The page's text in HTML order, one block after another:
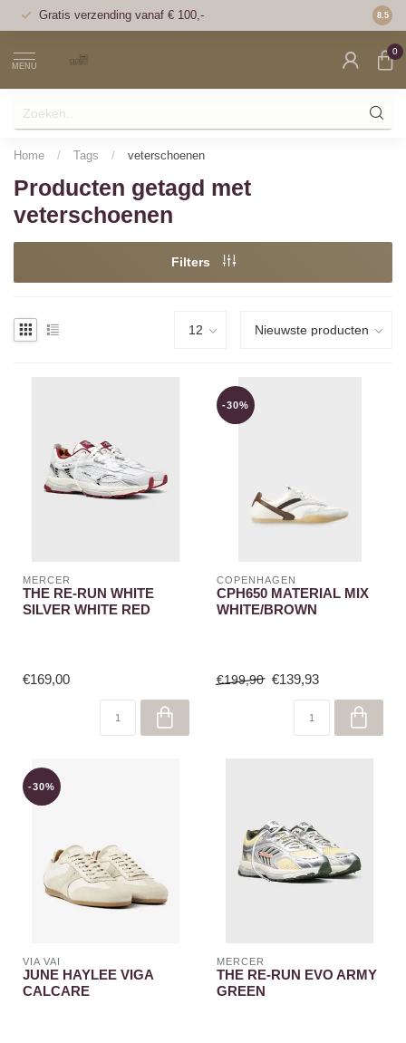
Gratis verzending vanaf € 100,- Voor
8.5
MENU
0
Home / Tags / veterschoenen
Producten getagd met
veterschoenen
Filters
MERCER
THE RE-RUN WHITE
SILVER WHITE RED
€169,00
-30%
COPENHAGEN
CPH650 MATERIAL MIX
WHITE/BROWN
€199,90 €139,93
-30%
VIA VAI
JUNE HAYLEE VIGA
CALCARE
MERCER
THE RE-RUN EVO ARMY
GREEN